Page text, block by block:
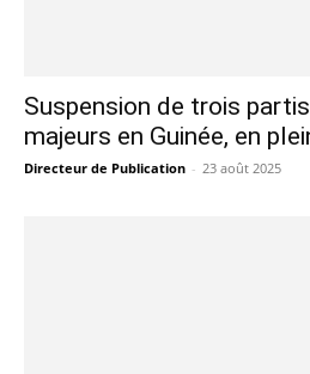
Suspension de trois
majeurs en Guinée, en
Directeur de Publication - 23 août 2025